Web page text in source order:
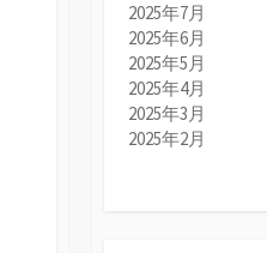
2025年7月
2025年6月
2025年5月
2025年4月
2025年3月
2025年2月